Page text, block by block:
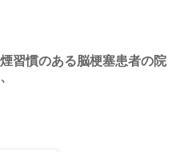
習慣のある脳梗塞患者の院